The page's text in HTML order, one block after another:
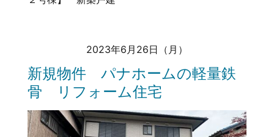
2023年6月26日（月）
新規物件 パナホームの軽量鉄
骨 リフォーム住宅